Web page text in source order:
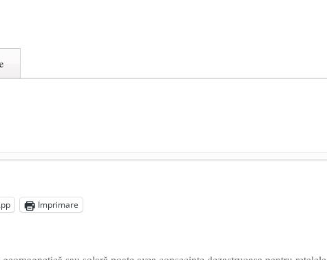
președintele Ucrainei, Volodymyr Zelensky
21 aprilie 2026
poetului Octavian Goga, înlăturat din Iași
Imprimare